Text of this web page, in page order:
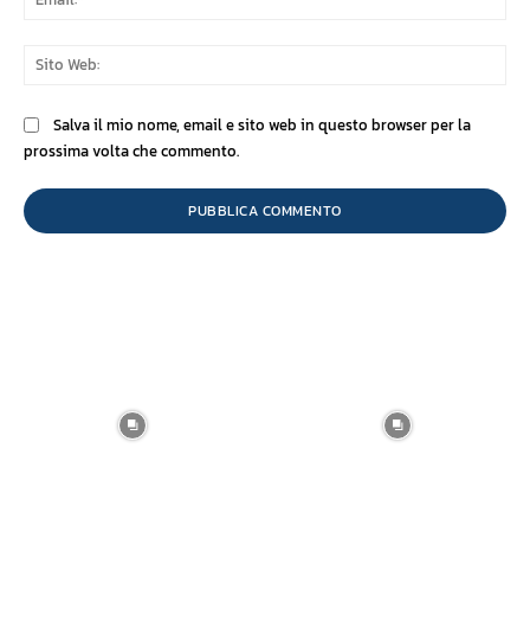
Salva il mio nome, email e sito web in questo browser per la
prossima volta che commento.